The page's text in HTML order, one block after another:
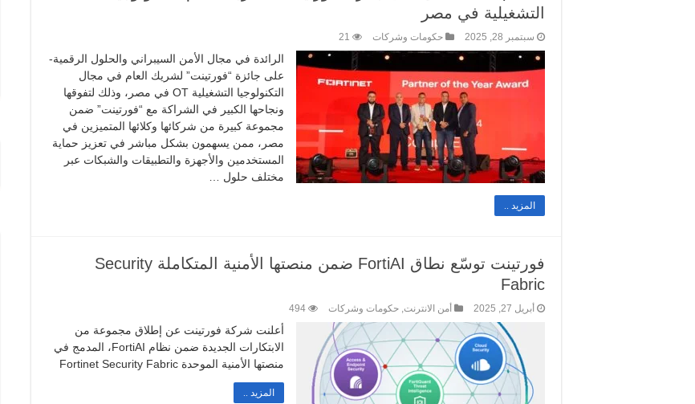
التشغيلية في مصر
سبتمبر 28, 2025 حكومات وشركات 21
الرائدة في مجال الأمن السيبراني والحلول الرقمية-
على جائزة “فورتينت” لشريك العام في مجال
التكنولوجيا التشغيلية OT في مصر، وذلك لتفوقها
ونجاحها الكبير في الشراكة مع “فورتينت” ضمن
مجموعة كبيرة من شركائها وكلائها المتميزين في
مصر، ممن يسهمون بشكل مباشر في تعزيز حماية
المستخدمين والأجهزة والتطبيقات والشبكات عبر
مختلف حلول …
المزيد ..
فورتينت توسّع نطاق FortiAI ضمن منصتها الأمنية المتكاملة Security
Fabric
أبريل 27, 2025 أمن الانترنت, حكومات وشركات 494
أعلنت شركة فورتينت عن إطلاق مجموعة من
الابتكارات الجديدة ضمن نظام FortiAI، المدمج في
منصتها الأمنية الموحدة Fortinet Security Fabric
المزيد ..